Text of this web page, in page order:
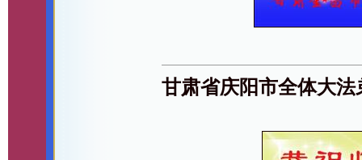
甘肃省庆阳市全体大